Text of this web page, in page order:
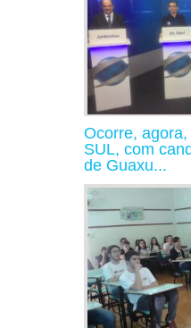
Ocorre,
SUL, com
de Guaxu...